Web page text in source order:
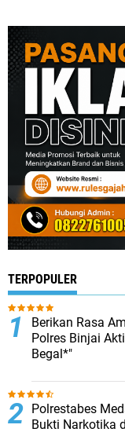
TERPOPULER
Berikan Rasa
Polres Binjai
Begal*"
Polrestabes
Bukti Narkotika